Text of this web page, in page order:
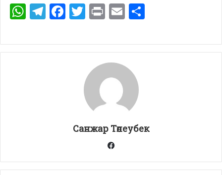
W
at
s
T
e
gr
F
e
b
T
itt
er
Pr
t
E
ai
l
п
р
т
ь
Санжар Төлеубек
Facebook